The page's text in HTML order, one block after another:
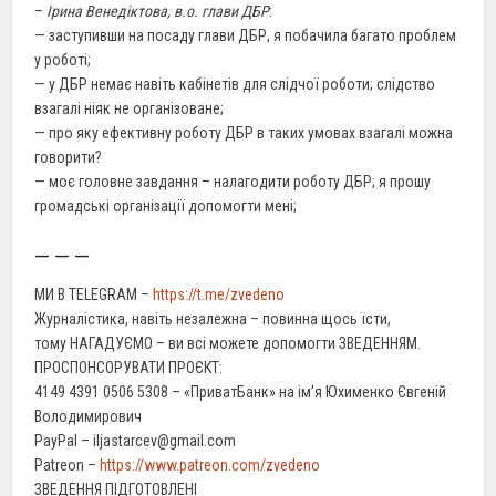
– Ірина Венедіктова, в.о. глави ДБР:
— заступивши на посаду глави ДБР, я побачила багато проблем
у роботі;
— у ДБР немає навіть кабінетів для слідчої роботи; слідство
взагалі ніяк не організоване;
— про яку ефективну роботу ДБР в таких умовах взагалі можна
говорити?
— моє головне завдання – налагодити роботу ДБР; я прошу
громадські організації допомогти мені;
— — —
МИ В TELEGRAM – https://t.me/zvedeno
Журналістика, навіть незалежна – повинна щось їсти,
тому НАГАДУЄМО – ви всі можете допомогти ЗВЕДЕННЯМ.
ПРОСПОНСОРУВАТИ ПРОЄКТ:
4149 4391 0506 5308 – «ПриватБанк» на ім’я Юхименко Євгеній
Володимирович
PayPal – iljastarcev@gmail.com
Patreon – https://www.patreon.com/zvedeno
ЗВЕДЕННЯ ПІДГОТОВЛЕНІ